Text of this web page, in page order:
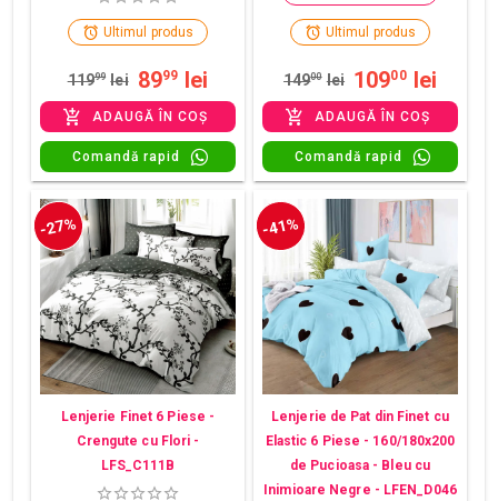
Ultimul produs
11999 lei 8999 lei
ADAUGĂ ÎN COȘ
Comandă rapid
Ultimul produs
14900 lei 10900 lei
ADAUGĂ ÎN COȘ
Comandă rapid
-27%
Lenjerie Finet 6 Piese -
Crengute cu Flori -
LFS_C111B
-41%
Lenjerie de Pat din Finet cu
Elastic 6 Piese - 160/180x200
de Pucioasa - Bleu cu
Inimioare Negre - LFEN_D046